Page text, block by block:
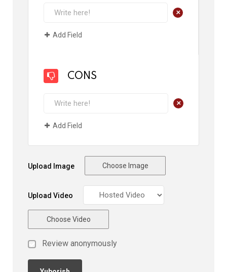
+
Add Field
CONS
+
Add Field
Upload Image Choose Image
Upload Video
Choose Video
Review anonymously